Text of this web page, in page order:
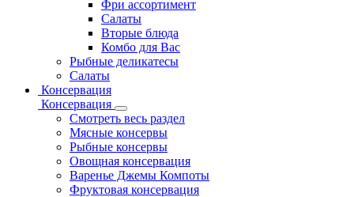
Фри ассортимент
Салаты
Вторые блюда
Комбо для Вас
Рыбные деликатесы
Салаты
Консервация
Консервация
Смотреть весь раздел
Мясные консервы
Рыбные консервы
Овощная консервация
Варенье Джемы Компоты
Фруктовая консервация